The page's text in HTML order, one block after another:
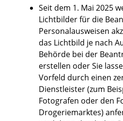
Seit dem 1. Mai 2025
Lichtbilder für die
Personalausweisen
das Lichtbild je nach
Behörde bei der
erstellen oder Sie
Vorfeld durch einen
Dienstleister (zum
Fotografen oder den
Drogeriemarktes)